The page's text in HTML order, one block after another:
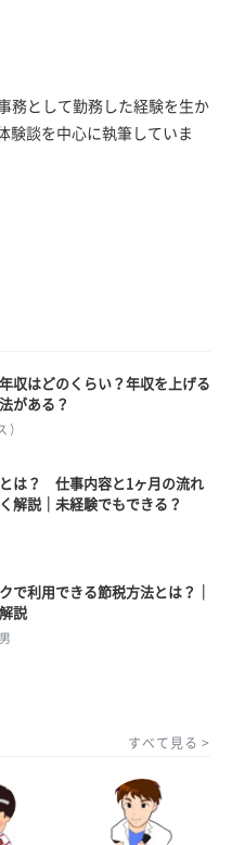
務として勤務した経験を生か
験談を中心に執筆していま
収はどのくらい？年収を上げる
がある？
）
とは？ 仕事内容と1ヶ月の流れ
解説｜未経験でもできる？
で利用できる節税方法とは？｜
説
すべて見る